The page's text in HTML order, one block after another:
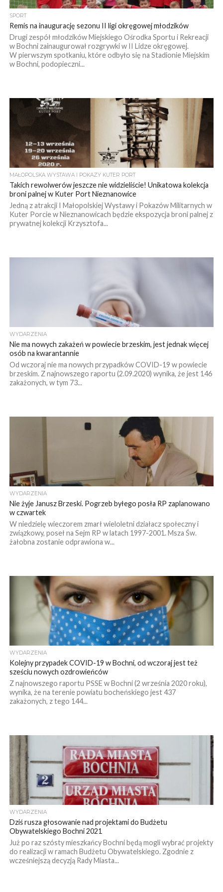
SPORT
Remis na inaugurację sezonu II ligi okręgowej młodzików
Drugi zespół młodzików Miejskiego Ośrodka Sportu i Rekreacji
w Bochni zainaugurował rozgrywki w II Lidze okręgowej.
W pierwszym spotkaniu, które odbyło się na Stadionie Miejskim
w Bochni, podopieczni...
MAŁOPOLSKA WYSTAWA I POKAZY KUTER PORT
Takich rewolwerów jeszcze nie widzieliście! Unikatowa kolekcja
broni palnej w Kuter Port Nieznanowice
Jedną z atrakcji I Małopolskiej Wystawy i Pokazów Militarnych w
Kuter Porcie w Nieznanowicach będzie ekspozycja broni palnej z
prywatnej kolekcji Krzysztofa...
WYDARZENIA
Nie ma nowych zakażeń w powiecie brzeskim, jest jednak więcej
osób na kwarantannie
Od wczoraj nie ma nowych przypadków COVID-19 w powiecie
brzeskim. Z najnowszego raportu (2.09.2020) wynika, że jest 146
zakażonych, w tym 73...
WYDARZENIA
Nie żyje Janusz Brzeski. Pogrzeb byłego posła RP zaplanowano
w czwartek
W niedzielę wieczorem zmarł wieloletni działacz społeczny i
związkowy, poseł na Sejm RP w latach 1997-2001. Msza Św.
żałobna zostanie odprawiona w...
WYDARZENIA
Kolejny przypadek COVID-19 w Bochni, od wczoraj jest też
sześciu nowych ozdrowieńców
Z najnowszego raportu PSSE w Bochni (2 września 2020 roku),
wynika, że na terenie powiatu bocheńskiego jest 437
zakażonych, z tego 144...
WYDARZENIA
Dziś rusza głosowanie nad projektami do Budżetu
Obywatelskiego Bochni 2021
Już po raz szósty mieszkańcy Bochni będą mogli wybrać projekty
do realizacji w ramach Budżetu Obywatelskiego. Zgodnie z
wcześniejszą decyzją Rady Miasta...